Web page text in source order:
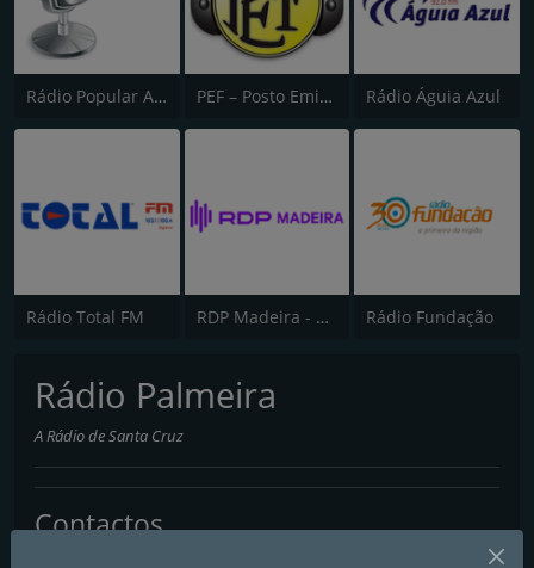
Rádio Popular Afifense PEF – Posto Emissor do Funchal (Canal 2) Rádio Águia Azul
Rádio Total FM RDP Madeira - Antena 3 Rádio Fundação
Rádio Palmeira
A Rádio de Santa Cruz
Contactos